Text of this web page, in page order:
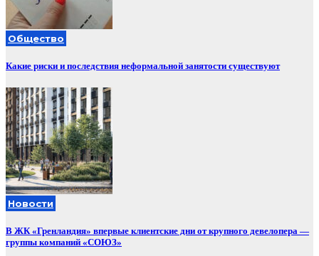
Общество
Какие риски и последствия неформальной занятости существуют
Новости
В ЖК «Гренландия» впервые клиентские дни от крупного девелопера —
группы компаний «СОЮЗ»